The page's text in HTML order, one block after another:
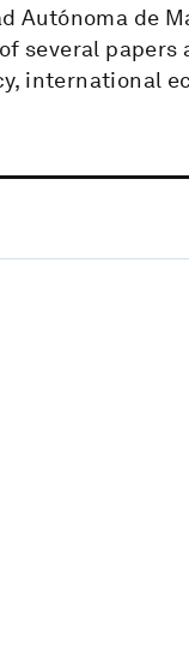
Autónoma de
several
international